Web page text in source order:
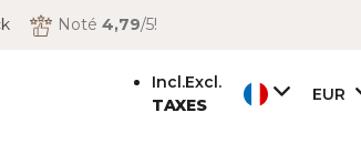
Noté 4,79/5!
Incl.Excl.
TAXES
EUR